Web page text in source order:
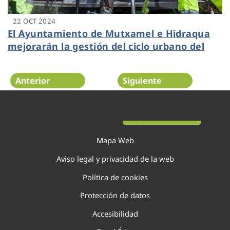
22 OCT 2024
El Ayuntamiento de Mutxamel e Hidraqua
mejorarán la gestión del ciclo urbano del
Anterior Siguiente
Mapa Web
Aviso legal y privacidad de la web
Política de cookies
Protección de datos
Accesibilidad